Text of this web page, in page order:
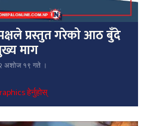
प्रस्तुत गरेको आठ बुँदे
माग
अशोज १९ गते ।
हेर्नुहोस्